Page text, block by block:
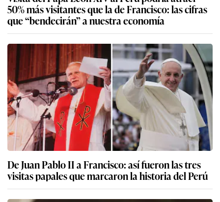
50% más visitantes que la de Francisco: las cifras
que “bendecirán” a nuestra economía
De Juan Pablo II a Francisco: así fueron las tres
visitas papales que marcaron la historia del Perú